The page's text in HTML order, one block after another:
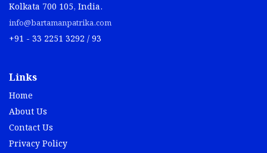
Kolkata 700 105, India.
info@bartamanpatrika.com
+91 - 33 2251 3292 / 93
Links
Home
About Us
Contact Us
Privacy Policy